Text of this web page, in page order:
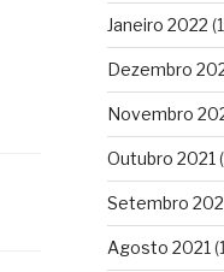
Janeiro 2022
Dezembro
Novembro
Outubro 2021
Setembro
Agosto 2021